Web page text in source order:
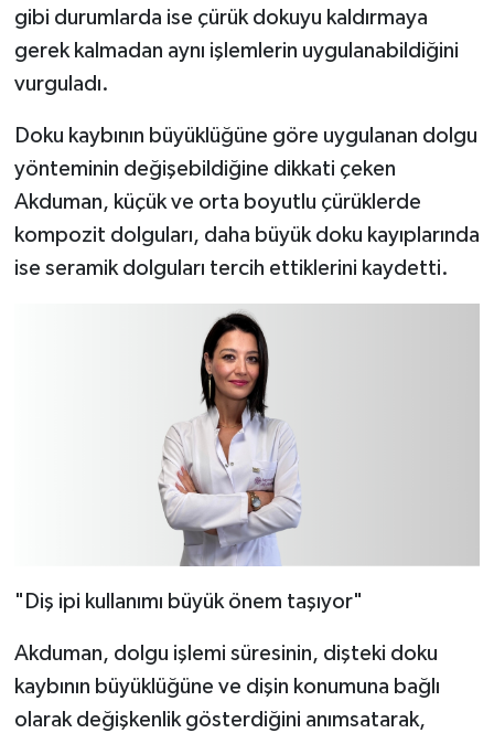
gibi durumlarda ise çürük dokuyu kaldırmaya
gerek kalmadan aynı işlemlerin uygulanabildiğini
vurguladı.
Doku kaybının büyüklüğüne göre uygulanan dolgu
yönteminin değişebildiğine dikkati çeken
Akduman, küçük ve orta boyutlu çürüklerde
kompozit dolguları, daha büyük doku kayıplarında
ise seramik dolguları tercih ettiklerini kaydetti.
"Diş ipi kullanımı büyük önem taşıyor"
Akduman, dolgu işlemi süresinin, dişteki doku
kaybının büyüklüğüne ve dişin konumuna bağlı
olarak değişkenlik gösterdiğini anımsatarak,